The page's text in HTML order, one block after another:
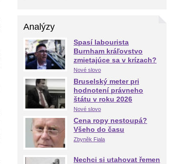
Analýzy
Spasí labourista
Burnham kráľovstvo
zmietajúce sa v krízach?
Nové slovo
Bruselský meter pri
hodnotení právneho
štátu v roku 2026
Nové slovo
Cena ropy nestoupá?
Všeho do času
Zbyněk Fiala
Nechci si utahovat řemen